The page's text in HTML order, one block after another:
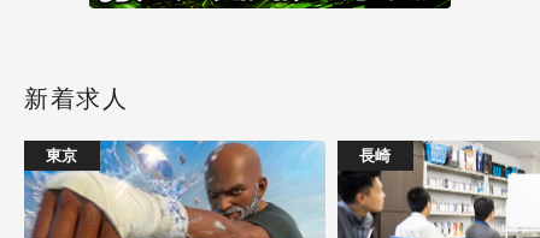
新着求人
東京 長崎